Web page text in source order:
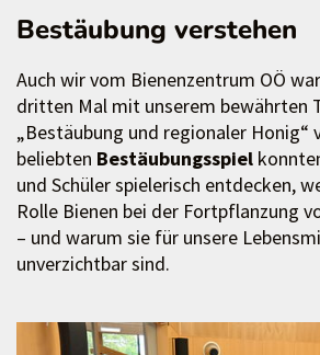
Bestäubung verstehen
Auch wir vom Bienenzentrum OÖ
dritten Mal mit unserem bewährten
„Bestäubung und regionaler Honig“
beliebten Bestäubungsspiel
und Schüler spielerisch entdecken,
Rolle Bienen bei der Fortpflanzung
– und warum sie für unsere
unverzichtbar sind.